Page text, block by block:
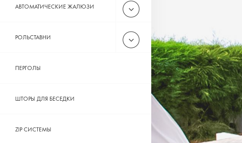
АВТОМАТИЧЕСКИЕ ЖАЛЮЗИ
РОЛЬСТАВНИ
ПЕРГОЛЫ
ШТОРЫ ДЛЯ БЕСЕДКИ
ZIP СИСТЕМЫ